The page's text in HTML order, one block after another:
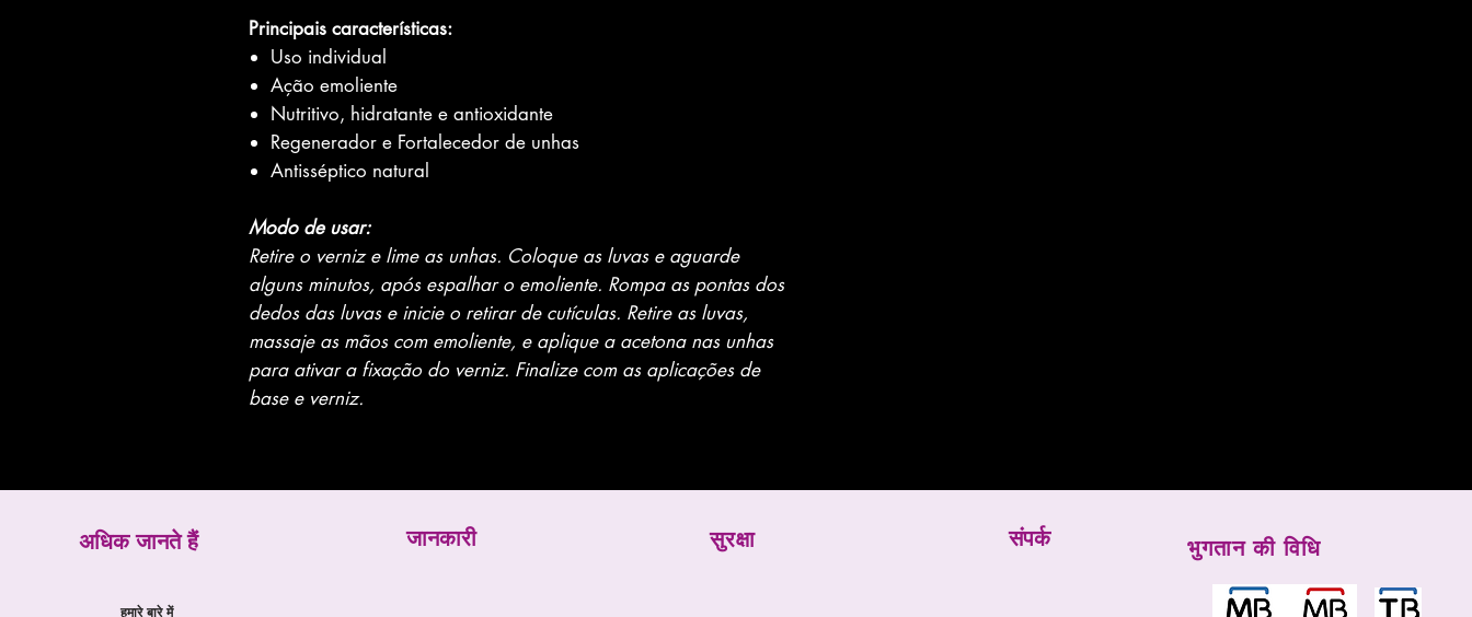
Principais características:
Uso individual
Ação emoliente
Nutritivo, hidratante e antioxidante
Regenerador e Fortalecedor de unhas
Antisséptico natural
Modo de usar:
Retire o verniz e lime as unhas. Coloque as luvas e aguarde
alguns minutos, após espalhar o emoliente. Rompa as pontas dos
dedos das luvas e inicie o retirar de cutículas. Retire as luvas,
massaje as mãos com emoliente, e aplique a acetona nas unhas
para ativar a fixação do verniz. Finalize com as aplicações de
base e verniz.
अधिक जानते हैं
हमारे बारे में
जानकारी सुरक्षा संपर्क भुगतान की विधि